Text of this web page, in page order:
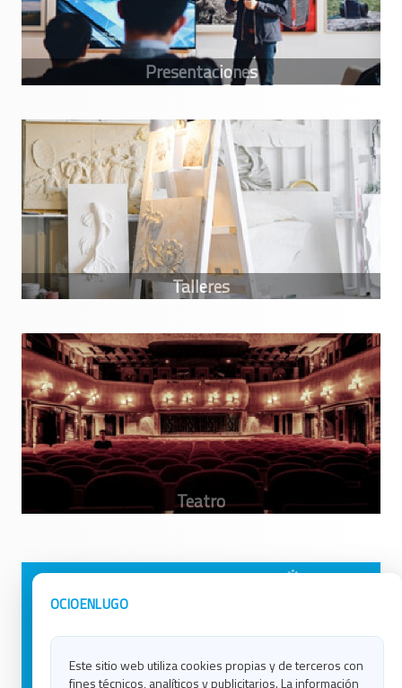
OCIOENLUGO
Este sitio web utiliza cookies propias y de terceros con
fines técnicos, analíticos y publicitarios. La información
Avisos Legales
Contacto
Política de Cookies
Ocio en Lugo